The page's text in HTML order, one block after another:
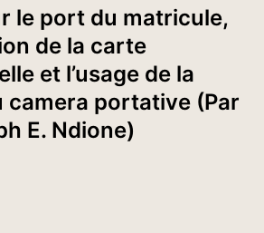
le port du matricule,
de la carte
et l’usage de la
camera portative (Par
E. Ndione)